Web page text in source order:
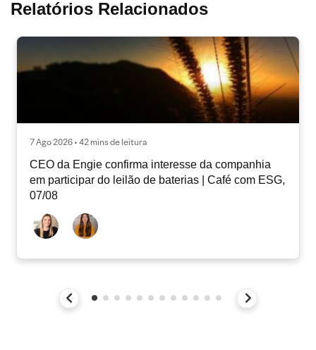
Relatórios Relacionados
7 Ago 2026 • 42 mins de leitura
CEO da Engie confirma interesse da companhia
em participar do leilão de baterias | Café com ESG,
07/08